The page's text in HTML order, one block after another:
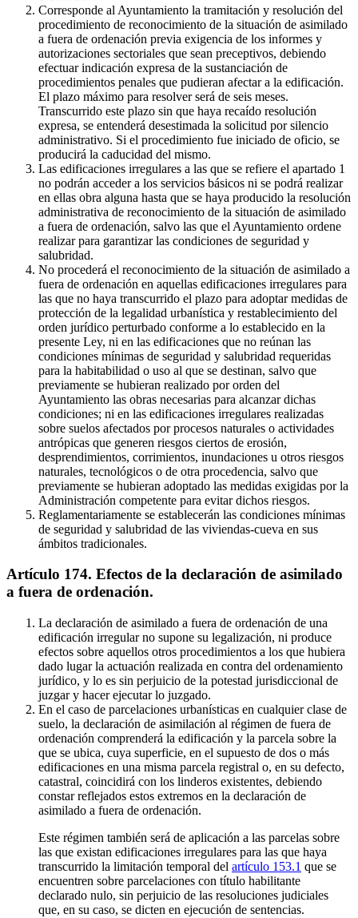
Corresponde al Ayuntamiento la tramitación y resolución del
procedimiento de reconocimiento de la situación de asimilado
a fuera de ordenación previa exigencia de los informes y
autorizaciones sectoriales que sean preceptivos, debiendo
efectuar indicación expresa de la sustanciación de
procedimientos penales que pudieran afectar a la edificación.
El plazo máximo para resolver será de seis meses.
Transcurrido este plazo sin que haya recaído resolución
expresa, se entenderá desestimada la solicitud por silencio
administrativo. Si el procedimiento fue iniciado de oficio, se
producirá la caducidad del mismo.
Las edificaciones irregulares a las que se refiere el apartado 1
no podrán acceder a los servicios básicos ni se podrá realizar
en ellas obra alguna hasta que se haya producido la resolución
administrativa de reconocimiento de la situación de asimilado
a fuera de ordenación, salvo las que el Ayuntamiento ordene
realizar para garantizar las condiciones de seguridad y
salubridad.
No procederá el reconocimiento de la situación de asimilado a
fuera de ordenación en aquellas edificaciones irregulares para
las que no haya transcurrido el plazo para adoptar medidas de
protección de la legalidad urbanística y restablecimiento del
orden jurídico perturbado conforme a lo establecido en la
presente Ley, ni en las edificaciones que no reúnan las
condiciones mínimas de seguridad y salubridad requeridas
para la habitabilidad o uso al que se destinan, salvo que
previamente se hubieran realizado por orden del
Ayuntamiento las obras necesarias para alcanzar dichas
condiciones; ni en las edificaciones irregulares realizadas
sobre suelos afectados por procesos naturales o actividades
antrópicas que generen riesgos ciertos de erosión,
desprendimientos, corrimientos, inundaciones u otros riesgos
naturales, tecnológicos o de otra procedencia, salvo que
previamente se hubieran adoptado las medidas exigidas por la
Administración competente para evitar dichos riesgos.
Reglamentariamente se establecerán las condiciones mínimas
de seguridad y salubridad de las viviendas-cueva en sus
ámbitos tradicionales.
Artículo 174. Efectos de la declaración de asimilado
a fuera de ordenación.
La declaración de asimilado a fuera de ordenación de una
edificación irregular no supone su legalización, ni produce
efectos sobre aquellos otros procedimientos a los que hubiera
dado lugar la actuación realizada en contra del ordenamiento
jurídico, y lo es sin perjuicio de la potestad jurisdiccional de
juzgar y hacer ejecutar lo juzgado.
En el caso de parcelaciones urbanísticas en cualquier clase de
suelo, la declaración de asimilación al régimen de fuera de
ordenación comprenderá la edificación y la parcela sobre la
que se ubica, cuya superficie, en el supuesto de dos o más
edificaciones en una misma parcela registral o, en su defecto,
catastral, coincidirá con los linderos existentes, debiendo
constar reflejados estos extremos en la declaración de
asimilado a fuera de ordenación.
Este régimen también será de aplicación a las parcelas sobre
las que existan edificaciones irregulares para las que haya
transcurrido la limitación temporal del artículo 153.1 que se
encuentren sobre parcelaciones con título habilitante
declarado nulo, sin perjuicio de las resoluciones judiciales
que, en su caso, se dicten en ejecución de sentencias.